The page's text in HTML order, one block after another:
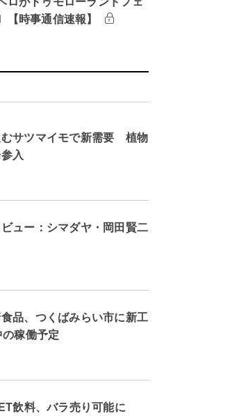
【時事通信速報】
むサツマイモで新需要 植物
入
ビュー：シマダヤ・岡田賢二
食品、つくばみらい市に新工
稼働予定
飲料、バラ売り可能に